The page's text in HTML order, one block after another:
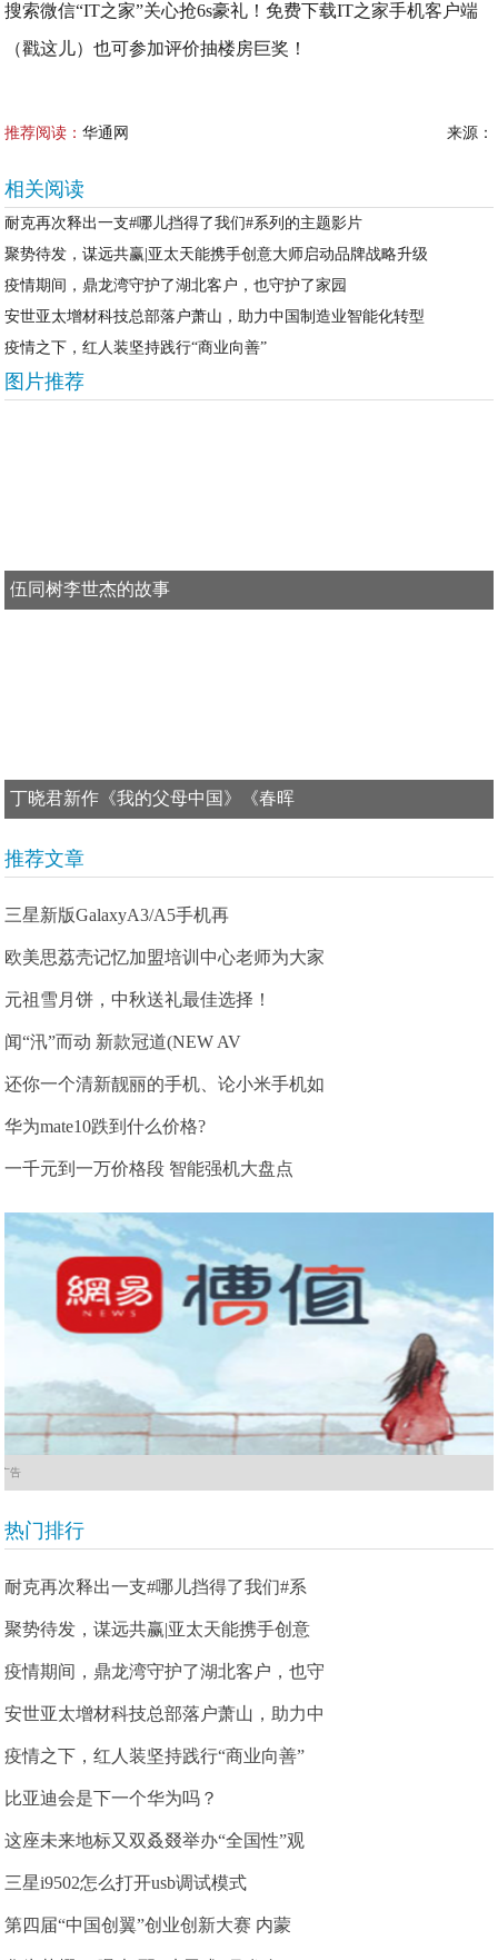
搜索微信“IT之家”关心抢6s豪礼！免费下载IT之家手机客户端
（戳这儿）也可参加评价抽楼房巨奖！
推荐阅读：华通网 来源：
相关阅读
耐克再次释出一支#哪儿挡得了我们#系列的主题影片
聚势待发，谋远共赢|亚太天能携手创意大师启动品牌战略升级
疫情期间，鼎龙湾守护了湖北客户，也守护了家园
安世亚太增材科技总部落户萧山，助力中国制造业智能化转型
疫情之下，红人装坚持践行“商业向善”
图片推荐
伍同树李世杰的故事
丁晓君新作《我的父母中国》《春晖
推荐文章
三星新版GalaxyA3/A5手机再
欧美思荔壳记忆加盟培训中心老师为大家
元祖雪月饼，中秋送礼最佳选择！
闻“汛”而动 新款冠道(NEW AV
还你一个清新靓丽的手机、论小米手机如
华为mate10跌到什么价格?
一千元到一万价格段 智能强机大盘点
广告
热门排行
耐克再次释出一支#哪儿挡得了我们#系
聚势待发，谋远共赢|亚太天能携手创意
疫情期间，鼎龙湾守护了湖北客户，也守
安世亚太增材科技总部落户萧山，助力中
疫情之下，红人装坚持践行“商业向善”
比亚迪会是下一个华为吗？
这座未来地标又双叒叕举办“全国性”观
三星i9502怎么打开usb调试模式
第四届“中国创翼”创业创新大赛 内蒙